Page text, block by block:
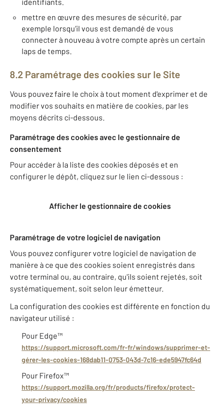
mettre en œuvre des mesures de sécurité, par
exemple lorsqu’il vous est demandé de vous
connecter à nouveau à votre compte après un certain
laps de temps.
8.2 Paramétrage des cookies sur le Site
Vous pouvez faire le choix à tout moment d'exprimer et de
modifier vos souhaits en matière de cookies, par les
moyens décrits ci-dessous.
Paramétrage des cookies avec le gestionnaire de
consentement
Pour accéder à la liste des cookies déposés et en
configurer le dépôt, cliquez sur le lien ci-dessous :
Afficher le gestionnaire de cookies
Paramétrage de votre logiciel de navigation
Vous pouvez configurer votre logiciel de navigation de
manière à ce que des cookies soient enregistrés dans
votre terminal ou, au contraire, qu'ils soient rejetés, soit
systématiquement, soit selon leur émetteur.
La configuration des cookies est différente en fonction du
navigateur utilisé :
Pour Edge™
https://support.microsoft.com/fr-fr/windows/supprimer-et-
gérer-les-cookies-168dab11-0753-043d-7c16-ede5947fc64d
Pour Firefox™
https://support.mozilla.org/fr/products/firefox/protect-
your-privacy/cookies